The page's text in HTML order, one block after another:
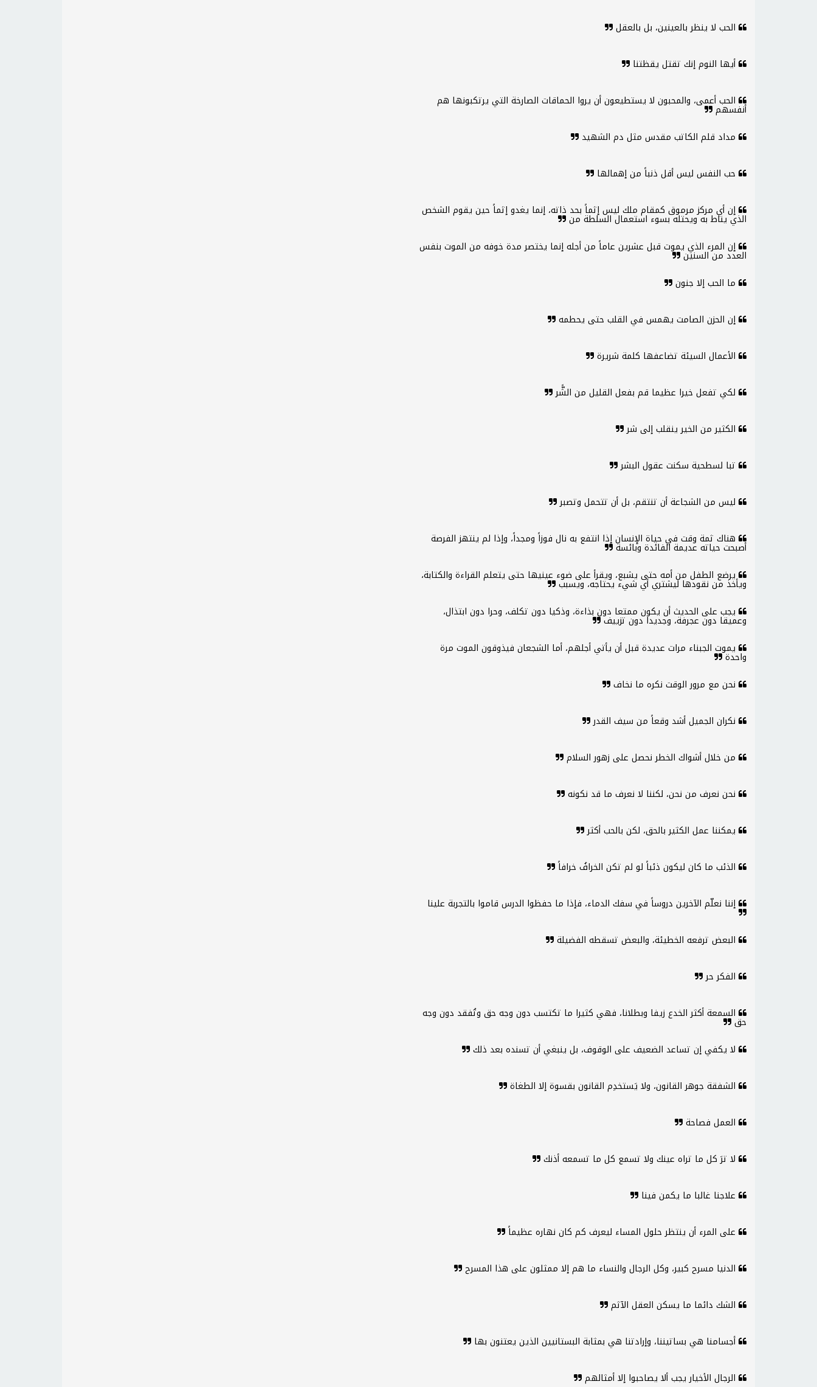
الحب لا ينظر بالعينين، بل بالعقل
أيها النوم إنك تقتل يقظتنا
الحب أعمى، والمحبون لا يستطيعون أن يروا الحماقات الصارخة التي يرتكبونها هم
أنفسهم
مداد قلم الكاتب مقدس مثل دم الشهيد
حب النفس ليس أقل ذنباً من إهمالها
إن أي مركز مرموق كمقام ملك ليس إثماً بحد ذاته، إنما يغدو إثماً حين يقوم الشخص
الذي يناط به ويحتله بسوء استعمال السلطة من
إن المرء الذي يموت قبل عشرين عاماً من أجله إنما يختصر مدة خوفه من الموت بنفس
العدد من السنين
ما الحب إلا جنون
إن الحزن الصامت يهمس في القلب حتى يحطمه
الأعمال السيئة تضاعفها كلمة شريرة
لكي تفعل خيرا عظيما قم بفعل القليل من الشًّر
الكثير من الخير ينقلب إلى شر
تبا لسطحية سكنت عقول البشر
ليس من الشجاعة أن تنتقم، بل أن تتحمل وتصبر
هناك ثمة وقت في حياة الإنسان إذا انتفع به نال فوزاً ومجداً، وإذا لم ينتهز الفرصة
أصبحت حياته عديمة الفائدة وبائسة
يرضع الطفل من أمه حتى يشبع، ويقرأ على ضوء عينيها حتى يتعلم القراءة والكتابة،
ويأخذ من نقودها ليشتري أي شيء يحتاجه، ويسبب
يجب على الحديث أن يكون ممتعا دون بذاءة، وذكيا دون تكلف، وحرا دون ابتذال،
وعميقا دون عجرفة، وجديدا دون تزييف
يموت الجبناء مرات عديدة قبل أن يأتي أجلهم، أما الشجعان فيذوقون الموت مرة
واحدة
نحن مع مرور الوقت نكره ما نخاف
نكران الجميل أشد وقعاً من سيف القدر
من خلال أشواك الخطر نحصل على زهور السلام
نحن نعرف من نحن، لكننا لا نعرف ما قد نكونه
يمكننا عمل الكثير بالحق، لكن بالحب أكثر
الذئب ما كان ليكون ذئباً لو لم تكن الخرافُ خرافاً
إننا نعلّم الآخرين دروساً في سفك الدماء، فإذا ما حفظوا الدرس قاموا بالتجربة علينا
البعض ترفعه الخطيئة، والبعض تسقطه الفضيلة
الفكر حر
السمعة أكثر الخدع زيفا وبطلانا، فهي كثيرا ما تكتسب دون وجه حق وتُفقد دون وجه
حق
لا يكفي إن تساعد الضعيف على الوقوف، بل ينبغي أن تسنده بعد ذلك
الشفقة جوهر القانون، ولا يَستخدِم القانون بقسوة إلا الطغاة
العمل فصاحة
لا ترَ كل ما تراه عينك ولا تسمع كل ما تسمعه أذنك
علاجنا غالبا ما يكمن فينا
على المرء أن ينتظر حلول المساء ليعرف كم كان نهاره عظيماً
الدنيا مسرح كبير، وكل الرجال والنساء ما هم إلا ممثلون على هذا المسرح
الشك دائما ما يسكن العقل الآثم
أجسامنا هي بساتيننا، وإرادتنا هي بمثابة البستانيين الذين يعتنون بها
الرجال الأخيار يجب ألا يصاحبوا إلا أمثالهم